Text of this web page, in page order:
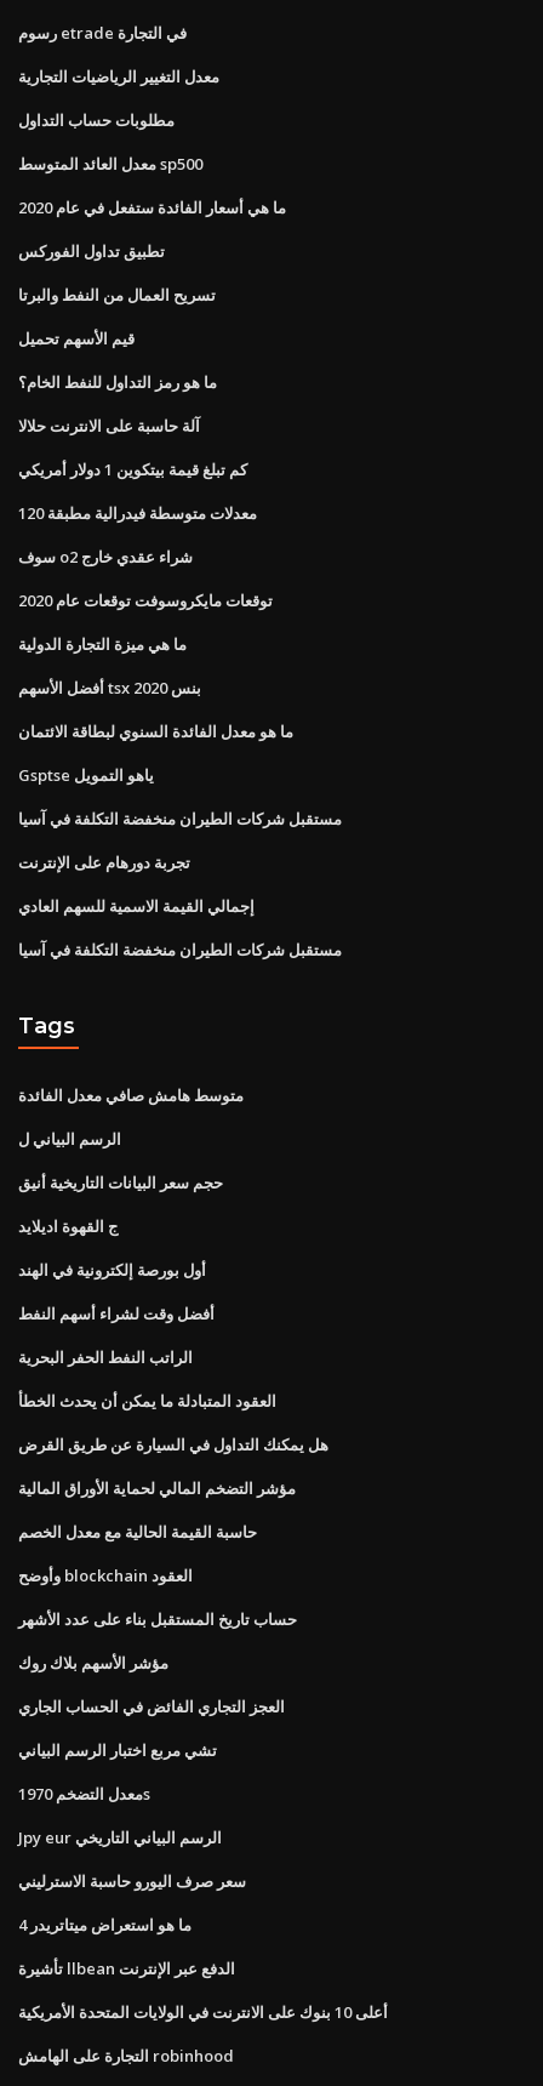
رسوم etrade في التجارة
معدل التغيير الرياضيات التجارية
مطلوبات حساب التداول
معدل العائد المتوسط ​​sp500
ما هي أسعار الفائدة ستفعل في عام 2020
تطبيق تداول الفوركس
تسريح العمال من النفط والبرتا
قيم الأسهم تحميل
ما هو رمز التداول للنفط الخام؟
آلة حاسبة على الانترنت حلالا
كم تبلغ قيمة بيتكوين 1 دولار أمريكي
120 معدلات متوسطة فيدرالية مطبقة
سوف o2 شراء عقدي خارج
توقعات مايكروسوفت توقعات عام 2020
ما هي ميزة التجارة الدولية
أفضل الأسهم tsx بنس 2020
ما هو معدل الفائدة السنوي لبطاقة الائتمان
Gsptse ياهو التمويل
مستقبل شركات الطيران منخفضة التكلفة في آسيا
تجربة دورهام على الإنترنت
إجمالي القيمة الاسمية للسهم العادي
مستقبل شركات الطيران منخفضة التكلفة في آسيا
Tags
متوسط ​​هامش صافي معدل الفائدة
الرسم البياني ل
حجم سعر البيانات التاريخية أنيق
ج القهوة اديلايد
أول بورصة إلكترونية في الهند
أفضل وقت لشراء أسهم النفط
الراتب النفط الحفر البحرية
العقود المتبادلة ما يمكن أن يحدث الخطأ
هل يمكنك التداول في السيارة عن طريق القرض
مؤشر التضخم المالي لحماية الأوراق المالية
حاسبة القيمة الحالية مع معدل الخصم
وأوضح blockchain العقود
حساب تاريخ المستقبل بناء على عدد الأشهر
مؤشر الأسهم بلاك روك
العجز التجاري الفائض في الحساب الجاري
تشي مربع اختبار الرسم البياني
معدل التضخم 1970s
Jpy eur الرسم البياني التاريخي
سعر صرف اليورو حاسبة الاسترليني
ما هو استعراض ميتاتريدر 4
تأشيرة llbean الدفع عبر الإنترنت
أعلى 10 بنوك على الانترنت في الولايات المتحدة الأمريكية
التجارة على الهامش robinhood